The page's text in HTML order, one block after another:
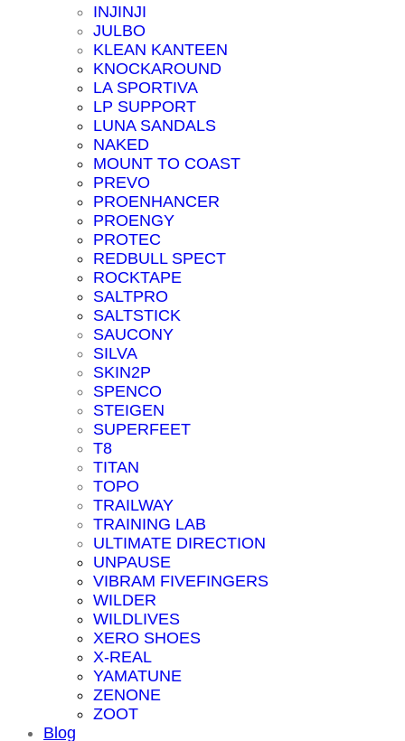
INJINJI
JULBO
KLEAN KANTEEN
KNOCKAROUND
LA SPORTIVA
LP SUPPORT
LUNA SANDALS
NAKED
MOUNT TO COAST
PREVO
PROENHANCER
PROENGY
PROTEC
REDBULL SPECT
ROCKTAPE
SALTPRO
SALTSTICK
SAUCONY
SILVA
SKIN2P
SPENCO
STEIGEN
SUPERFEET
T8
TITAN
TOPO
TRAILWAY
TRAINING LAB
ULTIMATE DIRECTION
UNPAUSE
VIBRAM FIVEFINGERS
WILDER
WILDLIVES
XERO SHOES
X-REAL
YAMATUNE
ZENONE
ZOOT
Blog